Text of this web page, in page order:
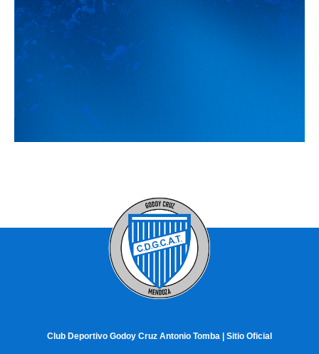
Club Deportivo Godoy Cruz Antonio Tomba | Sitio Oficial